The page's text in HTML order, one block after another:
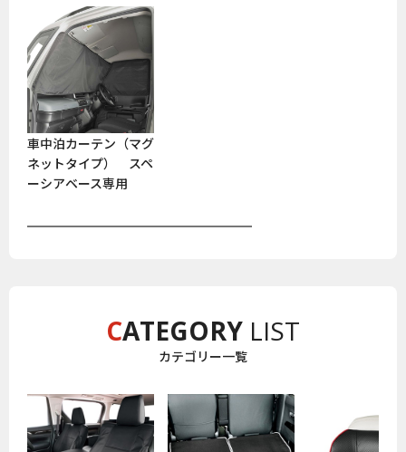
車中泊カーテン（マグ
ネットタイプ） スペ
ーシアベース専用
CATEGORY LIST
カテゴリー一覧